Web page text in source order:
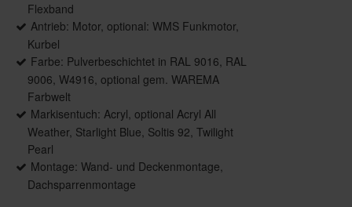
Flexband
Antrieb: Motor, optional: WMS Funkmotor,
Kurbel
Farbe: Pulverbeschichtet in RAL 9016, RAL
9006, W4916, optional gem. WAREMA
Farbwelt
Markisentuch: Acryl, optional Acryl All
Weather, Starlight Blue, Soltis 92, Twilight
Pearl
Montage: Wand- und Deckenmontage,
Dachsparrenmontage